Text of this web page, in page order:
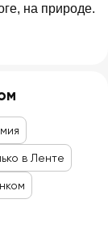
на природе.
в Ленте